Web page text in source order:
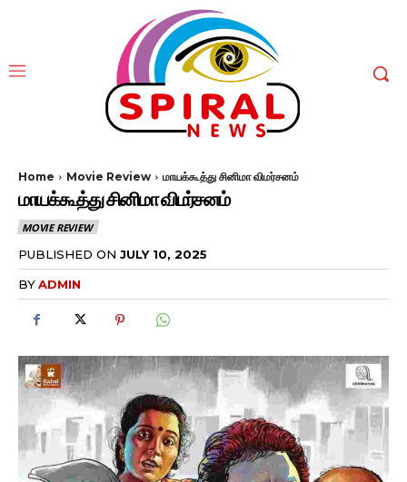
Home Movie Review மாயக்கூத்து சினிமா விமர்சனம்
மாயக்கூத்து சினிமா விமர்சனம்
MOVIE REVIEW
PUBLISHED ON JULY 10, 2025
BYADMIN